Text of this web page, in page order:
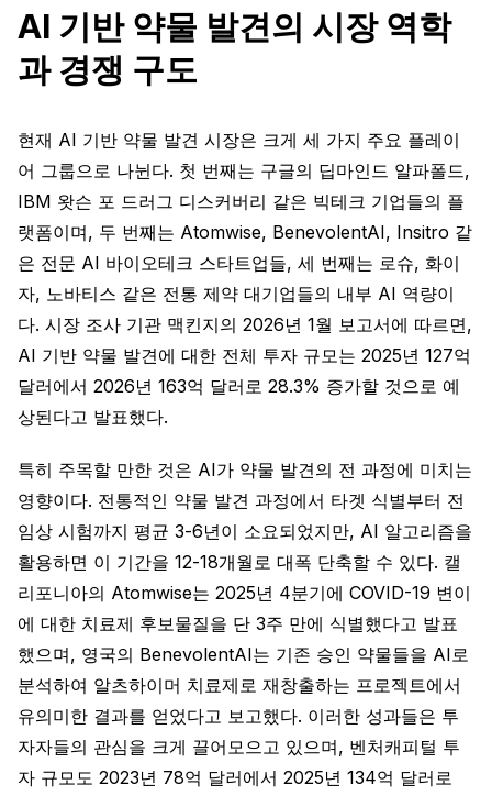
AI 기반 약물 발견의 시장 역학
과 경쟁 구도
현재 AI 기반 약물 발견 시장은 크게 세 가지 주요 플레이
어 그룹으로 나뉜다. 첫 번째는 구글의 딥마인드 알파폴드,
IBM 왓슨 포 드러그 디스커버리 같은 빅테크 기업들의 플
랫폼이며, 두 번째는 Atomwise, BenevolentAI, Insitro 같
은 전문 AI 바이오테크 스타트업들, 세 번째는 로슈, 화이
자, 노바티스 같은 전통 제약 대기업들의 내부 AI 역량이
다. 시장 조사 기관 맥킨지의 2026년 1월 보고서에 따르면,
AI 기반 약물 발견에 대한 전체 투자 규모는 2025년 127억
달러에서 2026년 163억 달러로 28.3% 증가할 것으로 예
상된다고 발표했다.
특히 주목할 만한 것은 AI가 약물 발견의 전 과정에 미치는
영향이다. 전통적인 약물 발견 과정에서 타겟 식별부터 전
임상 시험까지 평균 3-6년이 소요되었지만, AI 알고리즘을
활용하면 이 기간을 12-18개월로 대폭 단축할 수 있다. 캘
리포니아의 Atomwise는 2025년 4분기에 COVID-19 변이
에 대한 치료제 후보물질을 단 3주 만에 식별했다고 발표
했으며, 영국의 BenevolentAI는 기존 승인 약물들을 AI로
분석하여 알츠하이머 치료제로 재창출하는 프로젝트에서
유의미한 결과를 얻었다고 보고했다. 이러한 성과들은 투
자자들의 관심을 크게 끌어모으고 있으며, 벤처캐피털 투
자 규모도 2023년 78억 달러에서 2025년 134억 달러로